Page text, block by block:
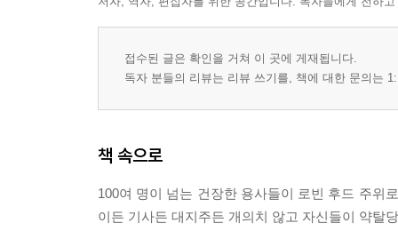
접수된 글은 확인을 거쳐 이 곳에 게재됩니다.
독자 분들의 리뷰는 리뷰 쓰기를, 책에 대한 문의는
책 속으로
100여 명이 넘는 건장한 용사들이 로빈 후드 주위
이든 기사든 대지주든 개의치 않고 자신들이 약탈